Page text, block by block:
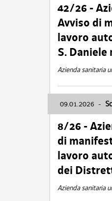
42/26 -
Avviso di
lavoro
S.
Azienda sanitaria
09.01.2026 -
8/26 -
di
lavoro
dei
Azienda sanitaria